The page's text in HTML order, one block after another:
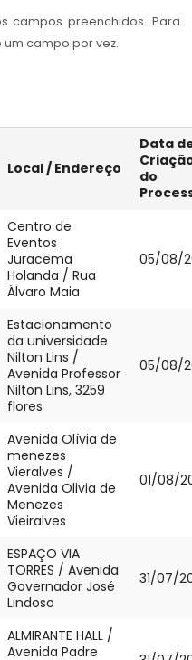
campos preenchidos. Para
campo por vez.
Local / Endereço
Data
do
Centro de
Eventos
Juracema
Holanda / Rua
Álvaro Maia
05/08/
Estacionamento
da universidade
Nilton Lins /
Avenida Professor
Nilton Lins, 3259
flores
05/08/
Avenida Olívia de
menezes
Vieralves /
Avenida Olivia de
Menezes
Vieiralves
01/08/
ESPAÇO VIA
TORRES / Avenida
Governador José
Lindoso
31/07/
ALMIRANTE HALL /
Avenida Padre